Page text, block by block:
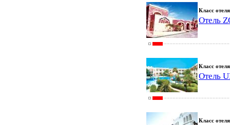
Класс
Отель
Класс
Отель
Класс